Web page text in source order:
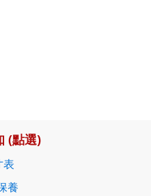
(點選)
表
養